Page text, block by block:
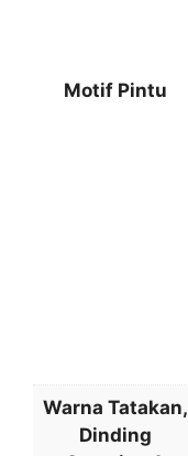
Motif Pintu
Warna Tatakan,
Dinding